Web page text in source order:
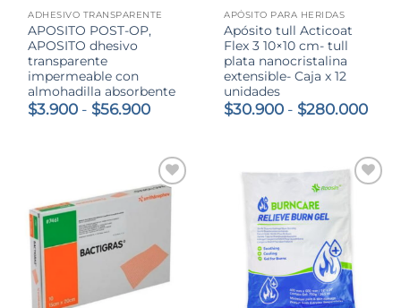
ADHESIVO TRANSPARENTE
APOSITO POST-OP,
APOSITO dhesivo
transparente
impermeable con
almohadilla absorbente
$3.900 - $56.900Rango
desde
$3.900
hasta
$56.900
APÓSITO PARA HERIDAS
Apósito tull Acticoat
Flex 3 10×10 cm- tull
plata nanocristalina
extensible- Caja x 12
unidades
$30.900 - $280.000